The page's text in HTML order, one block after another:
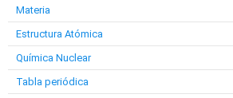
Materia
Estructura Atómica
Química Nuclear
Tabla periódica